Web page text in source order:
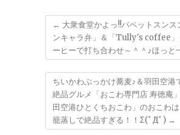
← 大衆食堂かよっ!!パペットスンス
ンキャラ弁」＆「Tully's coffee」
ーヒーで打ち合わせ～＾＾♪ほっと
ちいかわぶっかけ蕎麦♪＆羽田空港
絶品グルメ「おこわ専門店 寿徳庵
田空港ひとくちおこわ」のおこわ
籠蒸しで絶品すぎる！！Σ(ﾟДﾟ) →